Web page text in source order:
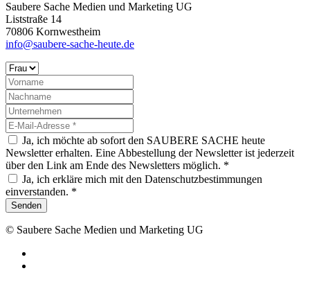
Saubere Sache Medien und Marketing UG
Liststraße 14
70806 Kornwestheim
info@saubere-sache-heute.de
Ja, ich möchte ab sofort den SAUBERE SACHE heute
Newsletter erhalten. Eine Abbestellung der Newsletter ist jederzeit
über den Link am Ende des Newsletters möglich. *
Ja, ich erkläre mich mit den Datenschutzbestimmungen
einverstanden. *
Senden
© Saubere Sache Medien und Marketing UG